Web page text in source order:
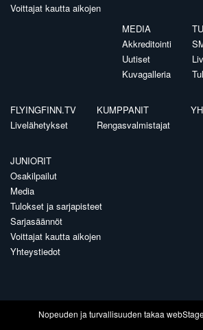
Voittajat kautta aikojen
MEDIA
Akkreditointi
Uutiset
Kuvagalleria
FLYINGFINN.TV
Livelähetykset
KUMPPANIT
Rengasvalmistajat
JUNIORIT
Osakilpailut
Media
Tulokset ja sarjapisteet
Sarjasäännöt
Voittajat kautta aikojen
Yhteystiedot
Nopeuden ja turvallisuuden takaa